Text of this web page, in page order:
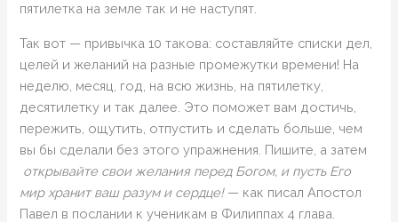
пятилетка на земле так и не наступят.
Так вот — привычка 10 такова: составляйте списки дел,
целей и желаний на разные промежутки времени! На
неделю, месяц, год, на всю жизнь, на пятилетку,
десятилетку и так далее. Это поможет вам достичь,
пережить, ощутить, отпустить и сделать больше, чем
вы бы сделали без этого упражнения. Пишите, а затем
открывайте свои желания перед Богом, и пусть Его
мир хранит ваш разум и сердце!— как писал Апостол
Павел в послании к ученикам в Филиппах 4 глава.